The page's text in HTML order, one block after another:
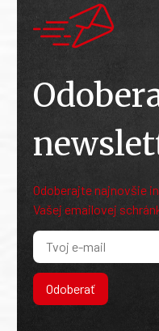
Odoberajte najnovšie
Vašej emailovej
Odoberať